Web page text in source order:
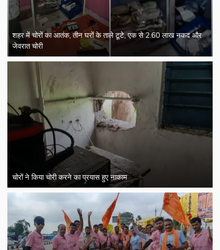
शहर में चोरों का आतंक, तीन घरों के ताले टूटे, एक से 2.60 लाख नकद और
जेवरात चोरी
चोरों ने किया चोरी करने का प्रयास हुए नाकाम